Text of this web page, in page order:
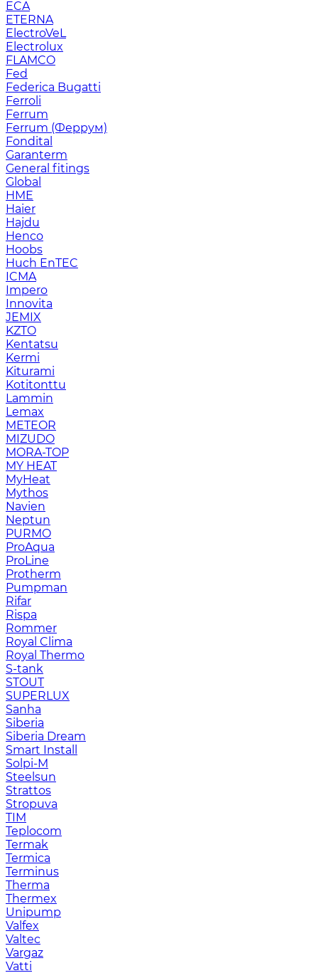
ECA
ETERNA
ElectroVeL
Electrolux
FLAMCO
Fed
Federica Bugatti
Ferroli
Ferrum
Ferrum (Феррум)
Fondital
Garanterm
General fitings
Global
HME
Haier
Hajdu
Henco
Hoobs
Huch EnTEC
ICMA
Impero
Innovita
JEMIX
KZTO
Kentatsu
Kermi
Kiturami
Kotitonttu
Lammin
Lemax
METEOR
MIZUDO
MORA-TOP
MY HEAT
MyHeat
Mythos
Navien
Neptun
PURMO
ProAqua
ProLine
Protherm
Pumpman
Rifar
Rispa
Rommer
Royal Clima
Royal Thermo
S-tank
STOUT
SUPERLUX
Sanha
Siberia
Siberia Dream
Smart Install
Solpi-M
Steelsun
Strattos
Stropuva
TIM
Teplocom
Termak
Termica
Terminus
Therma
Thermex
Unipump
Valfex
Valtec
Vargaz
Vatti